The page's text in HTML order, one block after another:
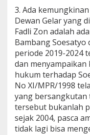
a
i
H
a
t
i
R
a
k
y
a
t
,
M
e
3. Ada
Dewan Gelar yang
Fadli Zon adalah
Bambang Soesatyo
periode 2019-2024
dan menyampaikan
hukum terhadap
No XI/MPR/1998
yang bersangkutan
tersebut bukanlah
sejak 2004, pasca
tidak lagi bisa